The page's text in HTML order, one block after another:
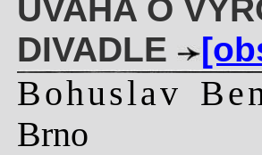
ÚVAHA O
DIVADLE
Bohuslav
Brno